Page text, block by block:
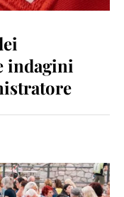
indagini